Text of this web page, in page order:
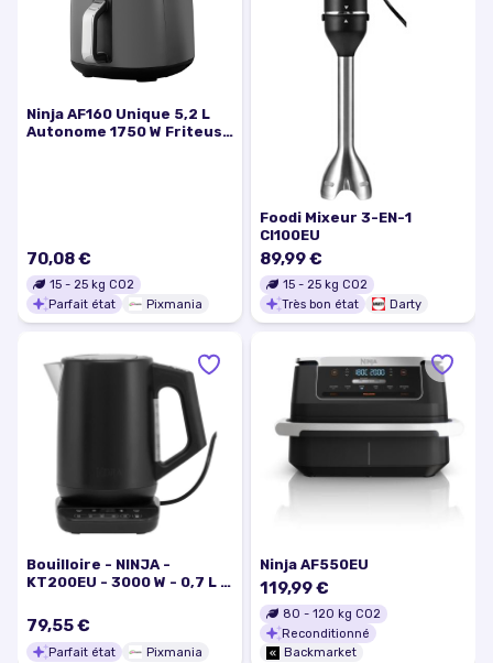
Ninja AF160 Unique 5,2 L
Autonome 1750 W Friteuse
70,08 €
15 - 25 kg CO2
Parfait état
Pixmania
Foodi Mixeur 3-EN-1
CI100EU
89,99 €
15 - 25 kg CO2
Très bon état
Darty
Bouilloire - NINJA -
KT200EU - 3000 W - 0,7 L -
79,55 €
Parfait état Pixmania
Ninja AF550EU
119,99 €
80 - 120 kg CO2
Reconditionné
Backmarket